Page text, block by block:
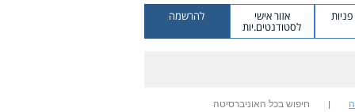
אזור אישי
לסטודנטים.יות
להרשמה
חיפוש בכל האוניברסיטה